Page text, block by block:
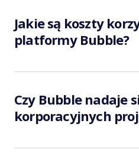
Jakie są koszty
platformy Bubble?
Czy Bubble nadaje
korporacyjnych